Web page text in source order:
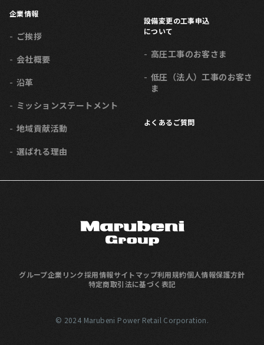
企業情報
ご挨拶
会社概要
沿革
ミッションステートメント
地域貢献活動
選ばれる理由
設備変更の工事申込
について
高圧工事のお客さま
低圧（法人）工事のお客さ
ま
よくあるご質問
グループ企業リンク採用情報サイトマップ利用規約個人情報保護方針
特定商取引法に基づく表記
© 2024 Marubeni Power Retail Corporation.